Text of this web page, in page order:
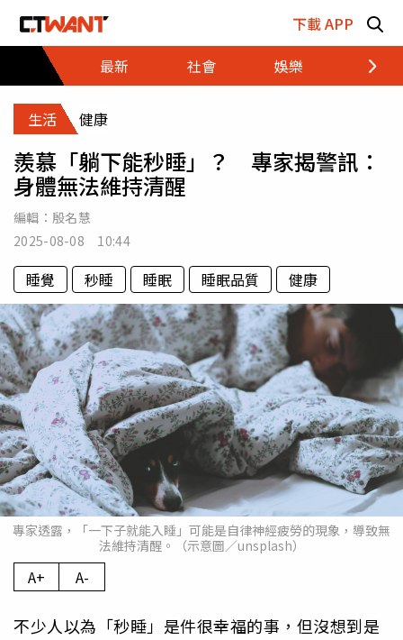
下載 APP
最新
社會 娛樂 財經
生活 健康
羨慕「躺下能秒睡」？ 專家揭警訊：
身體無法維持清醒
編輯： 殷名慧
2025-08-08 10:44
睡覺 秒睡 睡眠 睡眠品質 健康
專家透露，「一下子就能入睡」可能是自律神經疲勞的現象，導致無
法維持清醒。（示意圖／unsplash）
A+ A-
不少人以為「秒睡」是件很幸福的事，但沒想到是